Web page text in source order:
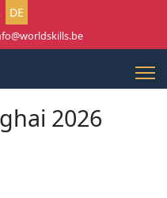
auswählen
DE
2026